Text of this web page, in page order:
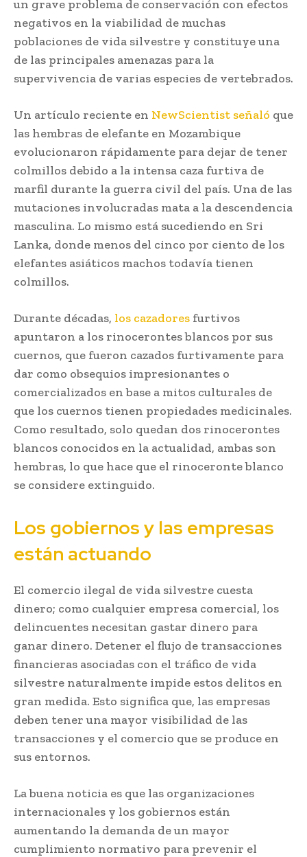
un grave problema de conservación con efectos
negativos en la viabilidad de muchas
poblaciones de vida silvestre y constituye una
de las principales amenazas para la
supervivencia de varias especies de vertebrados.
Un artículo reciente en NewScientist señaló que
las hembras de elefante en Mozambique
evolucionaron rápidamente para dejar de tener
colmillos debido a la intensa caza furtiva de
marfil durante la guerra civil del país. Una de las
mutaciones involucradas mata a la descendencia
masculina. Lo mismo está sucediendo en Sri
Lanka, donde menos del cinco por ciento de los
elefantes asiáticos machos todavía tienen
colmillos.
Durante décadas, los cazadores furtivos
apuntaron a los rinocerontes blancos por sus
cuernos, que fueron cazados furtivamente para
dar como obsequios impresionantes o
comercializados en base a mitos culturales de
que los cuernos tienen propiedades medicinales.
Como resultado, solo quedan dos rinocerontes
blancos conocidos en la actualidad, ambas son
hembras, lo que hace que el rinoceronte blanco
se considere extinguido.
Los gobiernos y las empresas
están actuando
El comercio ilegal de vida silvestre cuesta
dinero; como cualquier empresa comercial, los
delincuentes necesitan gastar dinero para
ganar dinero. Detener el flujo de transacciones
financieras asociadas con el tráfico de vida
silvestre naturalmente impide estos delitos en
gran medida. Esto significa que, las empresas
deben tener una mayor visibilidad de las
transacciones y el comercio que se produce en
sus entornos.
La buena noticia es que las organizaciones
internacionales y los gobiernos están
aumentando la demanda de un mayor
cumplimiento normativo para prevenir el